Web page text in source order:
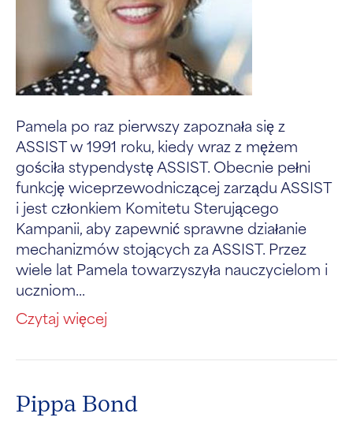
Pamela po raz pierwszy zapoznała się z
ASSIST w 1991 roku, kiedy wraz z mężem
gościła stypendystę ASSIST. Obecnie pełni
funkcję wiceprzewodniczącej zarządu ASSIST
i jest członkiem Komitetu Sterującego
Kampanii, aby zapewnić sprawne działanie
mechanizmów stojących za ASSIST. Przez
wiele lat Pamela towarzyszyła nauczycielom i
uczniom...
Czytaj więcej
Pippa Bond